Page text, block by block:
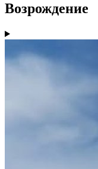
Возрождение